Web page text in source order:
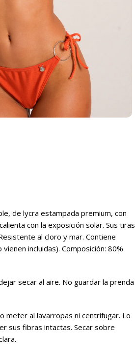
de lycra estampada premium, con
con la exposición solar. Sus tiras
al cloro y mar. Contiene
incluidas). Composición: 80%
secar al aire. No guardar la prenda
meter al lavarropas ni centrifugar. Lo
sus fibras intactas. Secar sobre